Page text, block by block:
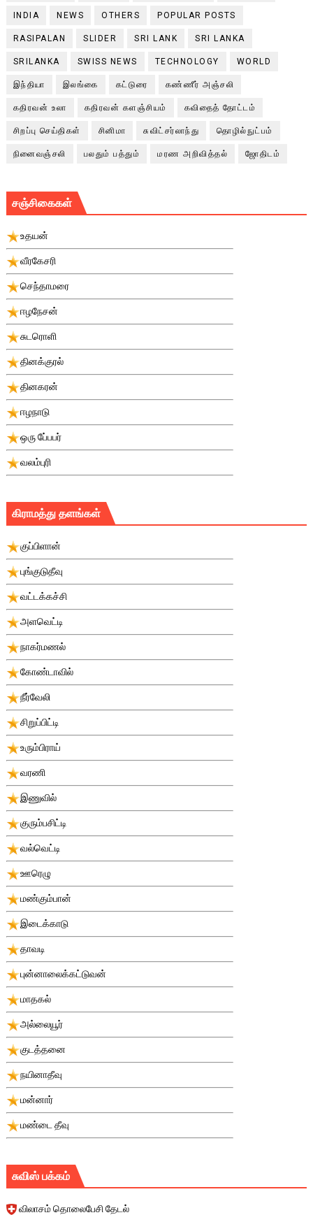
INDIA NEWS OTHERS POPULAR POSTS
RASIPALAN SLIDER SRI LANK SRI LANKA
SRILANKA SWISS NEWS TECHNOLOGY WORLD
இந்தியா இலங்கை கட்டுரை கண்ணீர் அஞ்சலி
கதிரவன் உலா கதிரவன் களஞ்சியம் கவிதைத் தோட்டம்
சிறப்பு செய்திகள் சினிமா சுவிட்சர்லாந்து தொழில்நுட்பம்
நினைவஞ்சலி பலதும் பத்தும் மரண அறிவித்தல் ஜோதிடம்
சஞ்சிகைகள்
உதயன்
வீரகேசரி
செந்தாமரை
ஈழநேசன்
சுடரொளி
தினக்குரல்
தினகரன்
ஈழநாடு
ஒரு பே்பபர்
வலம்புரி
கிராமத்து தளங்கள்
குப்பிளான்
புங்குடுதீவு
வட்டக்கச்சி
அளவெட்டி
நாகர்மணல்
கோண்டாவில்
நீர்வேலி
சிறுப்பிட்டி
உரும்பிராய்
வரணி
இணுவில்
குரும்பசிட்டி
வல்வெட்டி
ஊரெழு
மண்கும்பான்
இடைக்காடு
தாவடி
புன்னாலைக்கட்டுவன்
மாதகல்
அல்லையூர்
குடத்தனை
நயினாதீவு
மன்னார்
மண்டை தீவு
சுவிஸ் பக்கம்
விலாசம் தொலைபேசி தேடல்